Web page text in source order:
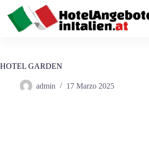
contenuto
HOTEL GARDEN
admin 17 Marzo 2025